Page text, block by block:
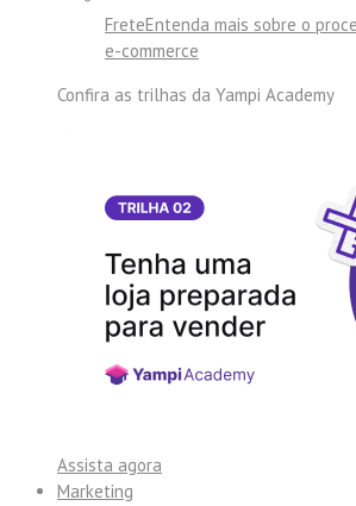
FreteEntenda mais sobre o
e-commerce
Confira as trilhas da Yampi Academy
Assista agora
Marketing